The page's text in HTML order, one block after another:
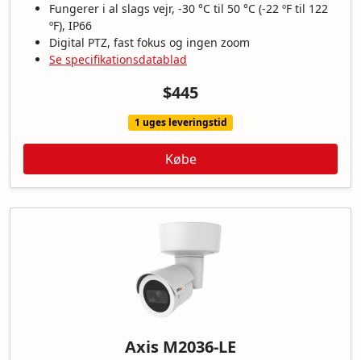
Fungerer i al slags vejr, -30 °C til 50 °C (-22 ºF til 122
ºF), IP66
Digital PTZ, fast fokus og ingen zoom
Se specifikationsdatablad
$445
1 uges leveringstid
Købe
Axis M2036-LE